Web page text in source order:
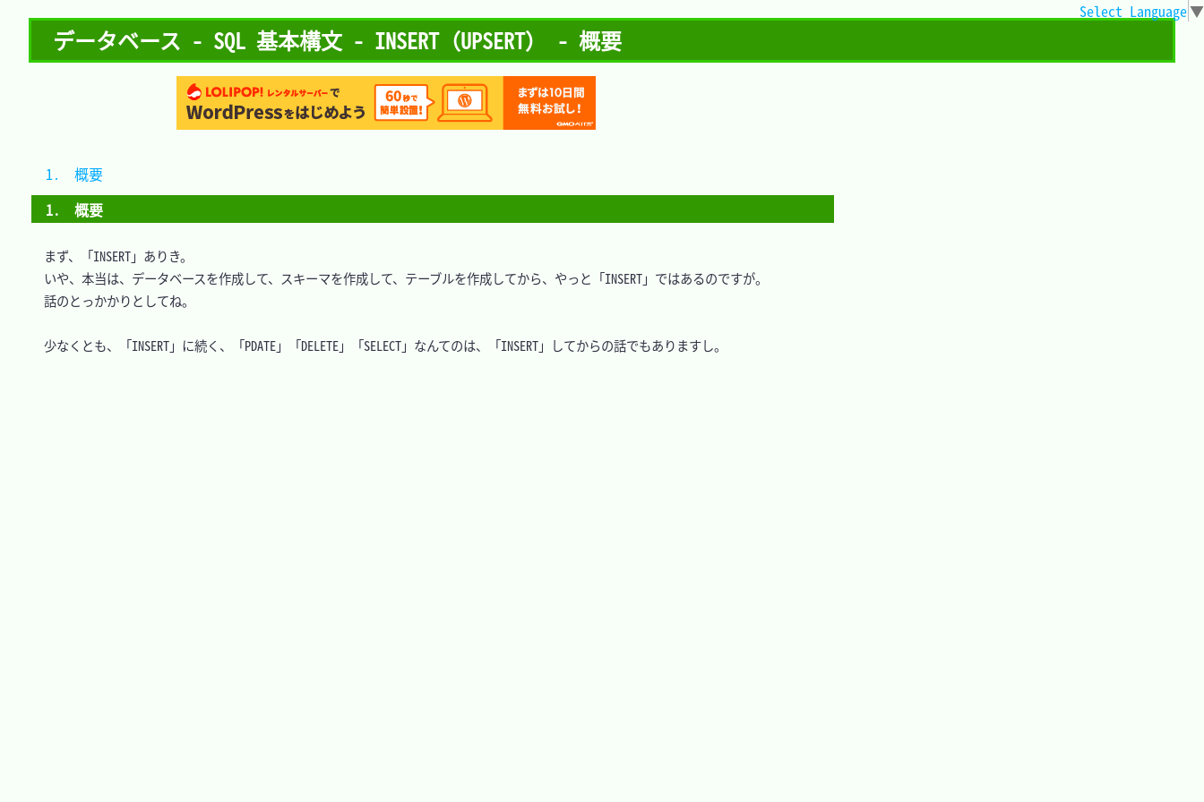
データベース - SQL 基本構文 - INSERT（UPSERT） - 概要
Select Language▼
1.　概要
まず、「INSERT」ありき。
いや、本当は、データベースを作成して、スキーマを作成して、テーブルを作成してから、やっと「INSERT」ではあるのですが。
話のとっかかりとしてね。
少なくとも、「INSERT」に続く、「PDATE」「DELETE」「SELECT」なんてのは、「INSERT」してからの話でもありますし。